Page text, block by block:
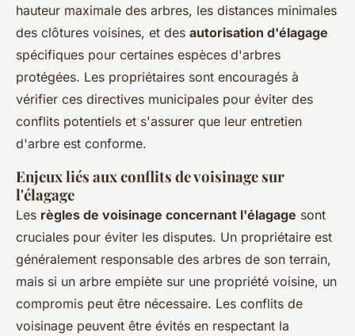
hauteur maximale des arbres, les distances minimales
des clôtures voisines, et des autorisation d'élagage
spécifiques pour certaines espèces d'arbres
protégées. Les propriétaires sont encouragés à
vérifier ces directives municipales pour éviter des
conflits potentiels et s'assurer que leur entretien
d'arbre est conforme.
Enjeux liés aux conflits de voisinage sur
l'élagage
Les règles de voisinage concernant l'élagage sont
cruciales pour éviter les disputes. Un propriétaire est
généralement responsable des arbres de son terrain,
mais si un arbre empiète sur une propriété voisine, un
compromis peut être nécessaire. Les conflits de
voisinage peuvent être évités en respectant la